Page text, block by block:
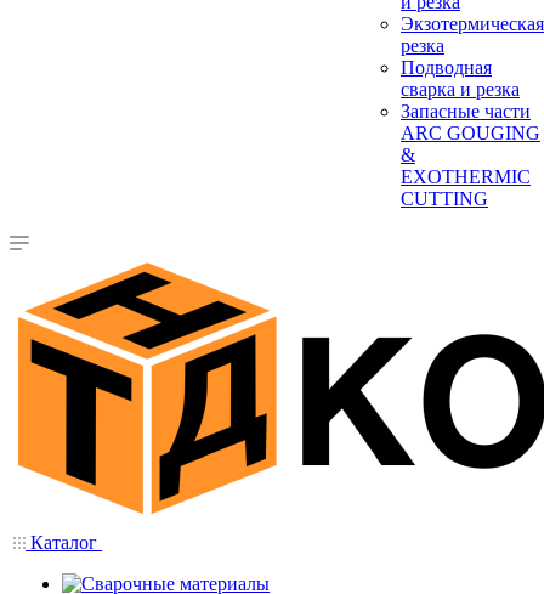
Экзотермическая
резка
Подводная
сварка и резка
Запасные части
ARC GOUGING
&
EXOTHERMIC
CUTTING
Каталог